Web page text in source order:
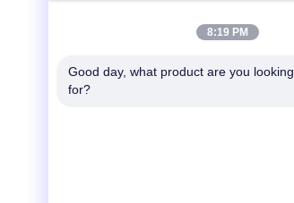
86-029-33786435
8:19 PM
Good day, what product are you looking
for?